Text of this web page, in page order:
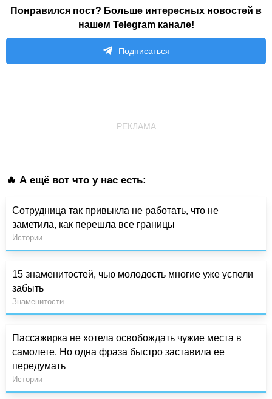
Понравился пост? Больше интересных новостей в
нашем Telegram канале!
Подписаться
РЕКЛАМА
🔥 А ещё вот что у нас есть:
Сотрудница так привыкла не работать, что не
заметила, как перешла все границы
Истории
15 знаменитостей, чью молодость многие уже успели
забыть
Знаменитости
Пассажирка не хотела освобождать чужие места в
самолете. Но одна фраза быстро заставила ее
передумать
Истории